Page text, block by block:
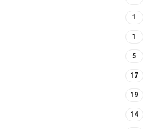
1
1
5
17
19
14